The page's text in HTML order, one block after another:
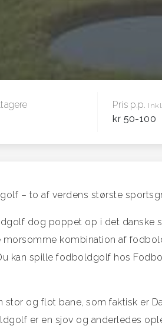
Pris p.p.
kr 50-100
– to af verdens største
dog poppet op i det danske
kombination af
kan spille fodboldgolf hos
og flot bane, som faktisk er
er en sjov og anderledes